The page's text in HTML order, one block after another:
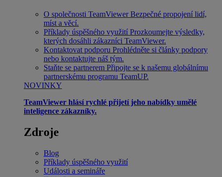
O společnosti TeamViewer Bezpečné propojení lidí,
míst a věcí.
Příklady úspěšného využití Prozkoumejte výsledky,
kterých dosáhli zákazníci TeamViewer.
Kontaktovat podporu Prohlédněte si články podpory
nebo kontaktujte náš tým.
Staňte se partnerem Připojte se k našemu globálnímu
partnerskému programu TeamUP.
NOVINKY
TeamViewer hlásí rychlé přijetí jeho nabídky umělé
inteligence zákazníky.
Zdroje
Blog
Příklady úspěšného využití
Události a semináře